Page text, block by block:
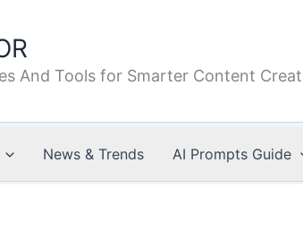
And Tools for Smarter Content
News & Trends AI Prompts Guide